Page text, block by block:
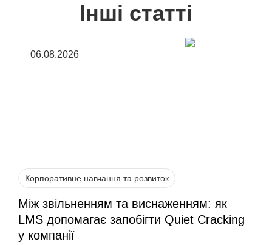
Інші статті
06.08.2026
Корпоративне навчання та розвиток
Між звільненням та виснаженням: як
LMS допомагає запобігти Quiet Cracking
у компанії